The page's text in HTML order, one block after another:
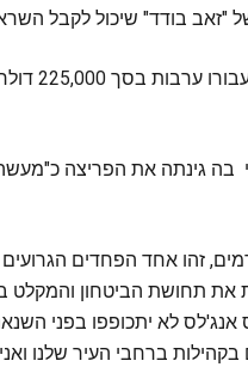
"זאב בודד" שיכול לקבל
הפורץ כלוא
גינתה את הפריצה
זהו אחד הפחדים
תחושת הביטחון והמקלט
לא יתכופפו בפני
ברחבי העיר שלנו